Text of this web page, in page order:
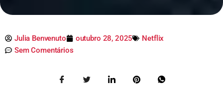
Julia Benvenuto outubro 28, 2025
Netflix
Sem Comentários